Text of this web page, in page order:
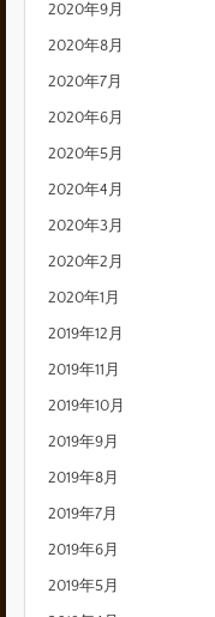
2020年9月
2020年8月
2020年7月
2020年6月
2020年5月
2020年4月
2020年3月
2020年2月
2020年1月
2019年12月
2019年11月
2019年10月
2019年9月
2019年8月
2019年7月
2019年6月
2019年5月